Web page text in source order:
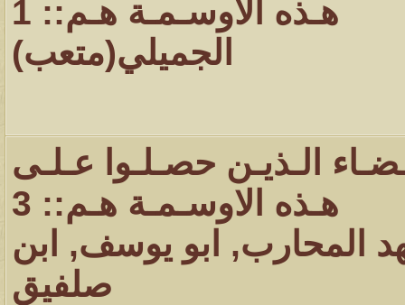
هـذه الاوسـمـة هـم:: 1
الجميلي(متعب)
الـذيـن حصـلـوا عـلـى
هـذه الاوسـمـة هـم:: 3
المحارب, ابو يوسف,
ابن
صلفيق